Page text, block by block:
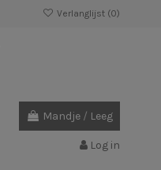
Verlanglijst (0)
Mandje / Leeg
Log in